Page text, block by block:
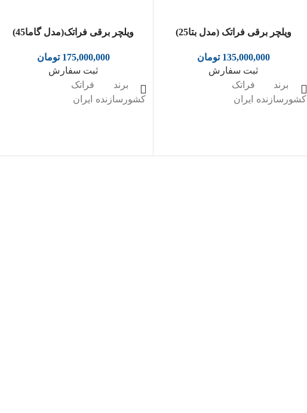
ویلچر برقی فراتک (مدل بتا25)
135,000,000 تومان
ثبت سفارش
برند
فراتک
کشورسازنده
ایران
ویلچر برقی فراتک(مدل گاما45)
175,000,000 تومان
ثبت سفارش
برند
فراتک
کشورسازنده
ایران